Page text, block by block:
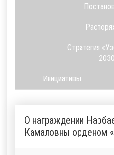
Стратегия
Инициативы
О награждении
Камаловны орденом